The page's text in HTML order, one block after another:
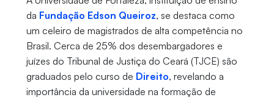
da Fundação Edson Queiroz, se destaca como
um celeiro de magistrados de alta competência no
Brasil. Cerca de 25% dos desembargadores e
juízes do Tribunal de Justiça do Ceará (TJCE) são
graduados pelo curso de Direito, revelando a
importância da universidade na formação de